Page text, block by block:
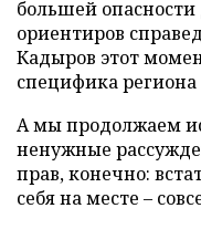
большей
ориентиров
Кадыров этот
специфика региона
А мы продолжаем
ненужные
прав, конечно:
себя на месте –